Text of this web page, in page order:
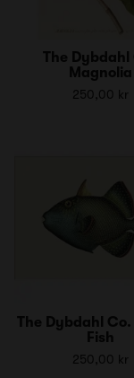
The Dybdahl
Magnolia
250,00 kr
The Dybdahl
Fish
250,00 kr